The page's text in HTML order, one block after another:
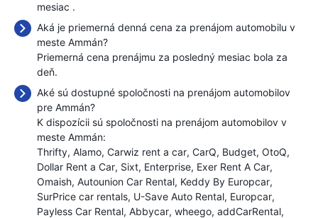
mesiac .
Aká je priemerná denná cena za prenájom automobilu v
meste Ammán?
Priemerná cena prenájmu za posledný mesiac bola za
deň.
Aké sú dostupné spoločnosti na prenájom automobilov
pre Ammán?
K dispozícii sú spoločnosti na prenájom automobilov v
meste Ammán:
Thrifty Alamo Carwiz rent a car CarQ Budget OtoQ
Dollar Rent a Car Sixt Enterprise Exer Rent A Car
Omaish Autounion Car Rental Keddy By Europcar
SurPrice car rentals U-Save Auto Rental Europcar
Payless Car Rental Abbycar wheego addCarRental